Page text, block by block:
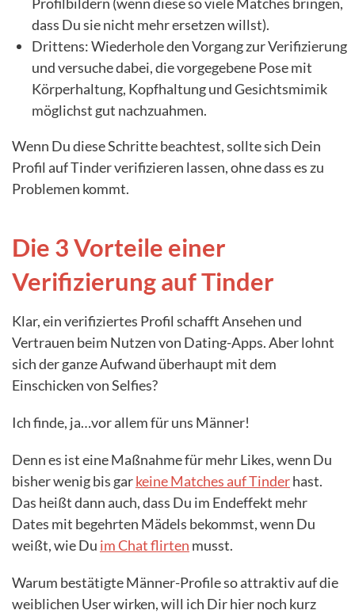
dass Du sie nicht mehr ersetzen willst).
Drittens: Wiederhole den Vorgang zur Verifizierung
und versuche dabei, die vorgegebene Pose mit
Körperhaltung, Kopfhaltung und Gesichtsmimik
möglichst gut nachzuahmen.
Wenn Du diese Schritte beachtest, sollte sich Dein
Profil auf Tinder verifizieren lassen, ohne dass es zu
Problemen kommt.
Die 3 Vorteile einer
Verifizierung auf Tinder
Klar, ein verifiziertes Profil schafft Ansehen und
Vertrauen beim Nutzen von Dating-Apps. Aber lohnt
sich der ganze Aufwand überhaupt mit dem
Einschicken von Selfies?
Ich finde, ja…vor allem für uns Männer!
Denn es ist eine Maßnahme für mehr Likes, wenn Du
bisher wenig bis garkeine Matches auf Tinderhast.
Das heißt dann auch, dass Du im Endeffekt mehr
Dates mit begehrten Mädels bekommst, wenn Du
weißt, wie Du im Chat flirten musst.
Warum bestätigte Männer-Profile so attraktiv auf die
weiblichen User wirken, will ich Dir hier noch kurz